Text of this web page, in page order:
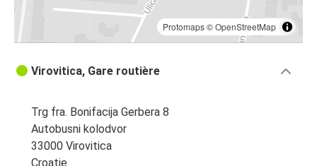
Protomaps©OpenStreetMap
Virovitica, Gare routière
Trg fra. Bonifacija Gerbera 8
Autobusni kolodvor
33000 Virovitica
Croatie